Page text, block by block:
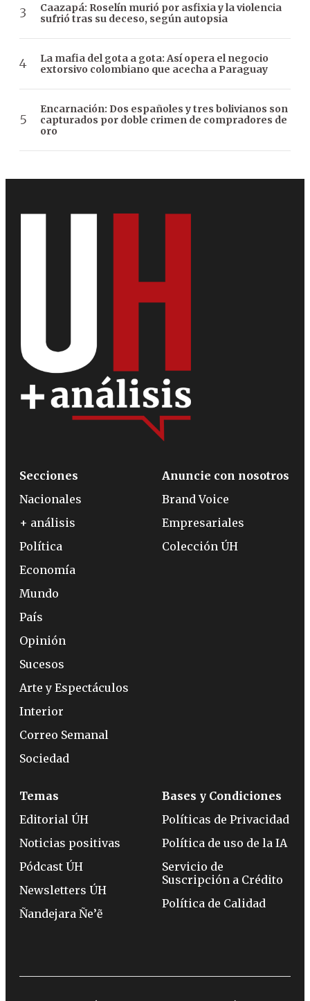
Caazapá: Roselín murió por asfixia y la violencia
sufrió tras su deceso, según autopsia
La mafia del gota a gota: Así opera el negocio
extorsivo colombiano que acecha a Paraguay
Encarnación: Dos españoles y tres bolivianos son
capturados por doble crimen de compradores de
oro
Secciones
Nacionales
+ análisis
Política
Economía
Mundo
País
Opinión
Sucesos
Arte y Espectáculos
Interior
Correo Semanal
Sociedad
Anuncie con nosotros
Brand Voice
Empresariales
Colección ÚH
Temas
Editorial ÚH
Noticias positivas
Pódcast ÚH
Newsletters ÚH
Ñandejara Ñe’ẽ
Bases y Condiciones
Políticas de Privacidad
Política de uso de la IA
Servicio de
Suscripción a Crédito
Política de Calidad